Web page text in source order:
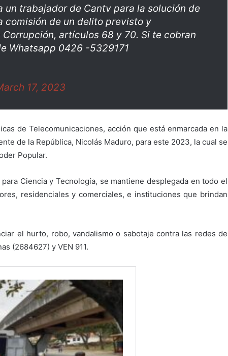
un trabajador de Cantv para la solución de
comisión de un delito previsto y
artículos 68 y 70. Si te cobran
Whatsapp 0426 -5329171
17, 2023
de Telecomunicaciones, acción que está enmarcada en la
de la República, Nicolás Maduro, para este 2023, la cual se
Popular.
Ciencia y Tecnología, se mantiene desplegada en todo el
residenciales y comerciales, e instituciones que brindan
el hurto, robo, vandalismo o sabotaje contra las redes de
(2684627) y VEN 911.